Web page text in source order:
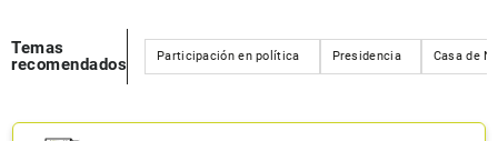
Temas
recomendados
Participación en política Presidencia Casa de